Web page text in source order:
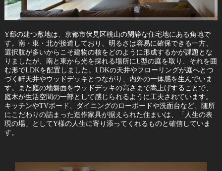
Y邸の建つ敷地は、京都市伏見区桃山の閑静な住宅地にある角地で
す。南・東・北が接道しており、明るさは容易に確保できる一方、
選択肢が多いからこそ建物の核をどのように形成するかが課題とな
りましたが、南と東から光を採れる場所にL型の庭を取り、それを囲
む形でLDKを配置しました。LDKの天井やフローリングが庭へとつ
づく軒天井やウッドデッキとつながり、内外の一体感を生んでいま
す。また庭の地盤面をウッドデッキの高さまで嵩上げすることで、
庭木が生活空間の一部として感じられるように工夫されています。
キッチンやTVボード、ダイニングのローボードや洗面台など、随所
にこだわりの詰まった造作家具が据えられた住まいは、「人生の表
現の場」としてY様の人生に寄り添ってくれるものと確信していま
す。